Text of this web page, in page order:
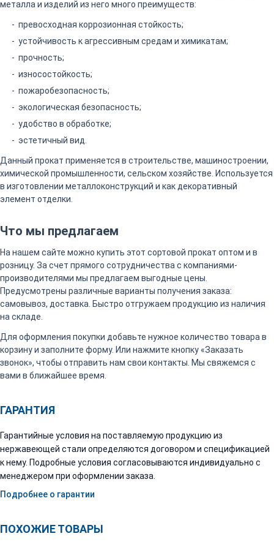
металла и изделий из него много преимуществ:
превосходная коррозионная стойкость;
устойчивость к агрессивным средам и химикатам;
прочность;
износостойкость;
пожаробезопасность;
экологическая безопасность;
удобство в обработке;
эстетичный вид.
Данный прокат применяется в строительстве, машиностроении,
химической промышленности, сельском хозяйстве. Используется
в изготовлении металлоконструкций и как декоративный
элемент отделки.
Что мы предлагаем
На нашем сайте можно купить этот сортовой прокат оптом и в
розницу. За счет прямого сотрудничества с компаниями-
производителями мы предлагаем выгодные цены.
Предусмотрены различные варианты получения заказа:
самовывоз, доставка. Быстро отгружаем продукцию из наличия
на складе.
Для оформления покупки добавьте нужное количество товара в
корзину и заполните форму. Или нажмите кнопку «Заказать
звонок», чтобы отправить нам свои контакты. Мы свяжемся с
вами в ближайшее время.
ГАРАНТИЯ
Гарантийные условия на поставляемую продукцию из
нержавеющей стали определяются договором и спецификацией
к нему. Подробные условия согласовываются индивидуально с
менеджером при оформлении заказа.
Подробнее о гарантии
ПОХОЖИЕ ТОВАРЫ